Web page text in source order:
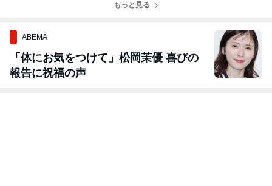
もっと見る
ABEMA
「体にお気をつけて」松岡茉優 喜びの
報告に祝福の声